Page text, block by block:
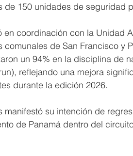
150 unidades de seguridad
coordinación con la Unidad
comunales de San Francisco y
un 94% en la disciplina de
reflejando una mejora
durante la edición 2026.
su intención de
de Panamá dentro del